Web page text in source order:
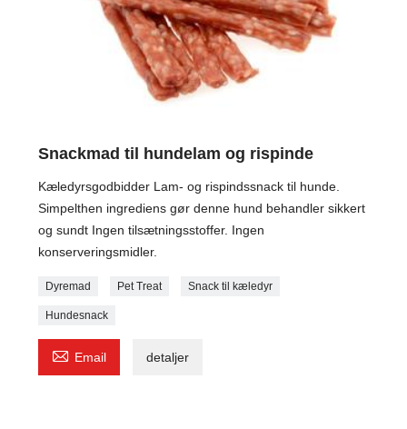
Snackmad til hundelam og rispinde
Kæledyrsgodbidder Lam- og rispindssnack til hunde.
Simpelthen ingrediens gør denne hund behandler sikkert
og sundt Ingen tilsætningsstoffer. Ingen
konserveringsmidler.
Dyremad Pet Treat Snack til kæledyr
Hundesnack
 Email detaljer